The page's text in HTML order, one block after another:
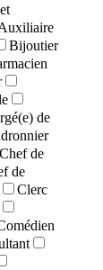
Bijoutier
de
Chef de
de
Clerc